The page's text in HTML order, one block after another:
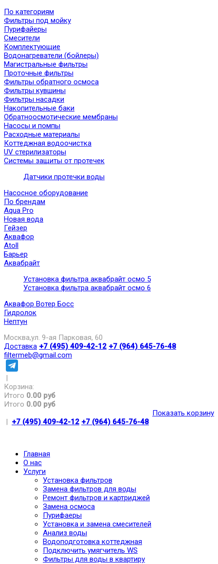
По категориям
Фильтры под мойку
Пурифайеры
Смесители
Комплектующие
Водонагреватели (бойлеры)
Магистральные фильтры
Проточные фильтры
Фильтры обратного осмоса
Фильтры кувшины
Фильтры насадки
Накопительные баки
Обратноосмотические мембраны
Насосы и помпы
Расходные материалы
Коттеджная водоочистка
UV стерилизаторы
Системы защиты от протечек
Датчики протечки воды
Насосное оборудование
По брендам
Aqua Pro
Новая вода
Гейзер
Аквафор
Atoll
Барьер
Аквабрайт
Установка фильтра аквабрайт осмо 5
Установка фильтра аквабрайт осмо 6
Аквафор Вотер Босс
Гидролок
Нептун
Москва,ул. 9-ая Парковая, 60
Доставка +7 (495) 409-42-12 +7 (964) 645-76-48
filtermeb@gmail.com
|
Корзина:
Итого 0.00 руб
Итого 0.00 руб
Показать корзину
| +7 (495) 409-42-12 +7 (964) 645-76-48
Главная
О нас
Услуги
Установка фильтров
Замена фильтров для воды
Ремонт фильтров и картриджей
Замена осмоса
Пурифаеры
Установка и замена смесителей
Анализ воды
Водоподготовка коттеджная
Подключить умягчитель WS
Фильтры для воды в квартиру